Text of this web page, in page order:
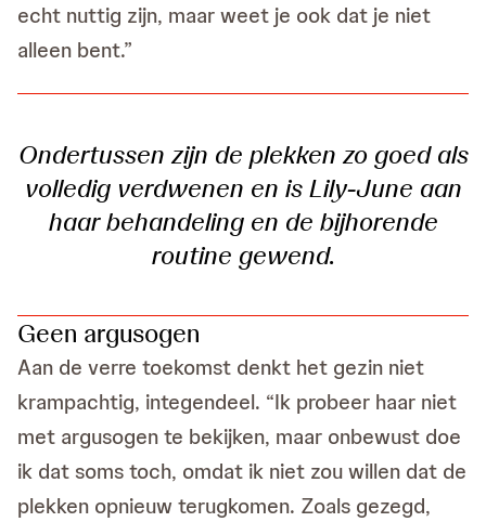
echt nuttig zijn, maar weet je ook dat je niet
alleen bent.”
Ondertussen zijn de plekken zo goed als
volledig verdwenen en is Lily-June aan
haar behandeling en de bijhorende
routine gewend.
Geen argusogen
Aan de verre toekomst denkt het gezin niet
krampachtig, integendeel. “Ik probeer haar niet
met argusogen te bekijken, maar onbewust doe
ik dat soms toch, omdat ik niet zou willen dat de
plekken opnieuw terugkomen. Zoals gezegd,